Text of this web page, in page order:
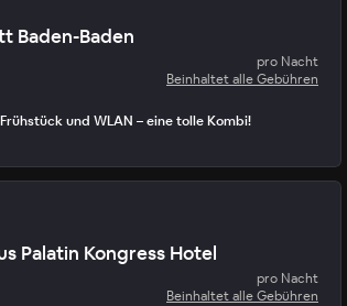
Baden-Baden
pro Nacht
Beinhaltet alle Gebühren
und WLAN – eine tolle Kombi!
Palatin Kongress Hotel
pro Nacht
Beinhaltet alle Gebühren